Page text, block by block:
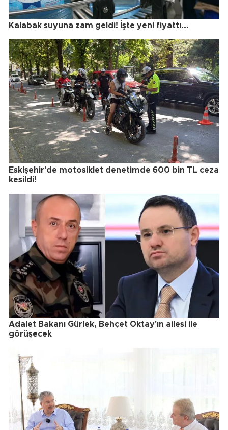
Kalabak suyuna zam geldi! İşte yeni fiyattı...
Eskişehir'de motosiklet denetimde 600 bin TL ceza
kesildi!
Adalet Bakanı Gürlek, Behçet Oktay'ın ailesi ile
görüşecek